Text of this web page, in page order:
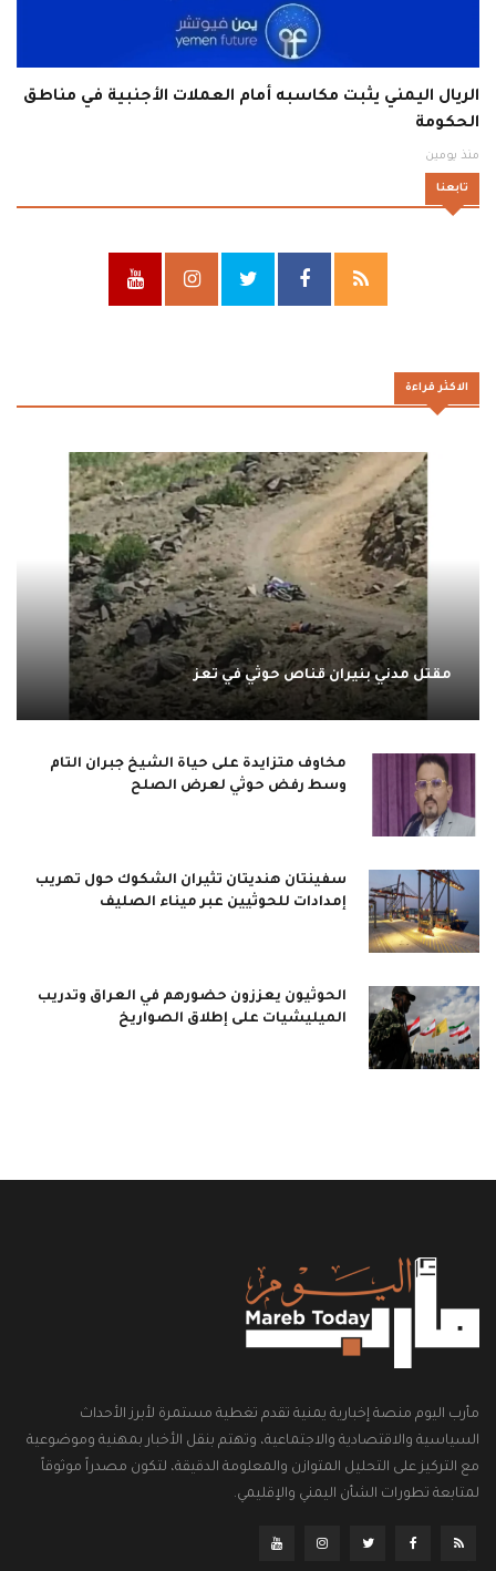
الريال اليمني يثبت مكاسبه أمام العملات الأجنبية في مناطق
الحكومة
منذ يومين
تابعنا
الاكثر قراءة
مقتل مدني بنيران قناص حوثي في تعز
مخاوف متزايدة على حياة الشيخ جبران التام
وسط رفض حوثي لعرض الصلح
سفينتان هنديتان تثيران الشكوك حول تهريب
إمدادات للحوثيين عبر ميناء الصليف
الحوثيون يعززون حضورهم في العراق وتدريب
الميليشيات على إطلاق الصواريخ
مأرب اليوم منصة إخبارية يمنية تقدم تغطية مستمرة لأبرز الأحداث
السياسية والاقتصادية والاجتماعية، وتهتم بنقل الأخبار بمهنية وموضوعية
مع التركيز على التحليل المتوازن والمعلومة الدقيقة، لتكون مصدراً موثوقاً
لمتابعة تطورات الشأن اليمني والإقليمي.